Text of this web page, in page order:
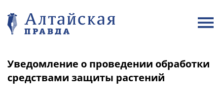
Уведомление о проведении обработки
средствами защиты растений